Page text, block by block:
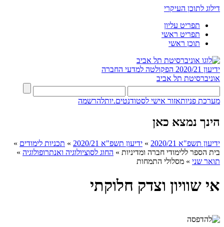
דילוג לתוכן העיקרי
תפריט עליון
תפריט ראשי
תוכן ראשי
ידיעון 2020/21
הפקולטה למדעי החברה
אוניברסיטת תל אביב
מערכת פניותאזור אישי לסטודנטים.יותלהרשמה
הינך נמצא כאן
ידיעון תשפ"א 2020/21 » ידיעון תשפ"א 2020/21 » תכניות לימודים »
בית הספר ללימודי חברה ומדיניות » החוג לסוציולוגיה ואנתרופולוגיה »
תואר שני » מסלולי התמחות
אי שוויון וצדק חלוקתי